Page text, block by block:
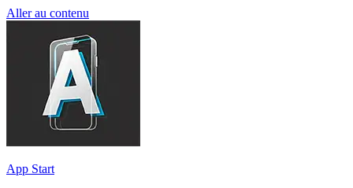
Aller au contenu
App Start